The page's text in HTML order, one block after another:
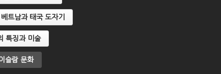
트남과 태국 도자기
특징과 미술
슬람 문화